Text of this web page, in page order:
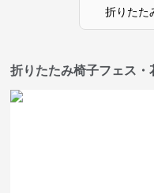
折りたた
折りたたみ椅子フェス